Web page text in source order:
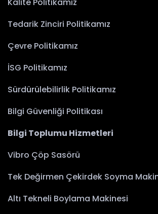
Tedarik Zinciri Politikamız
Çevre Politikamız
İSG Politikamız
Sürdürülebilirlik Politikamız
Bilgi Güvenliği Politikası
Bilgi Toplumu Hizmetleri
Vibro Çöp Sasörü
Tek Değirmen Çekirdek Soyma
Altı Tekneli Boylama Makinesi